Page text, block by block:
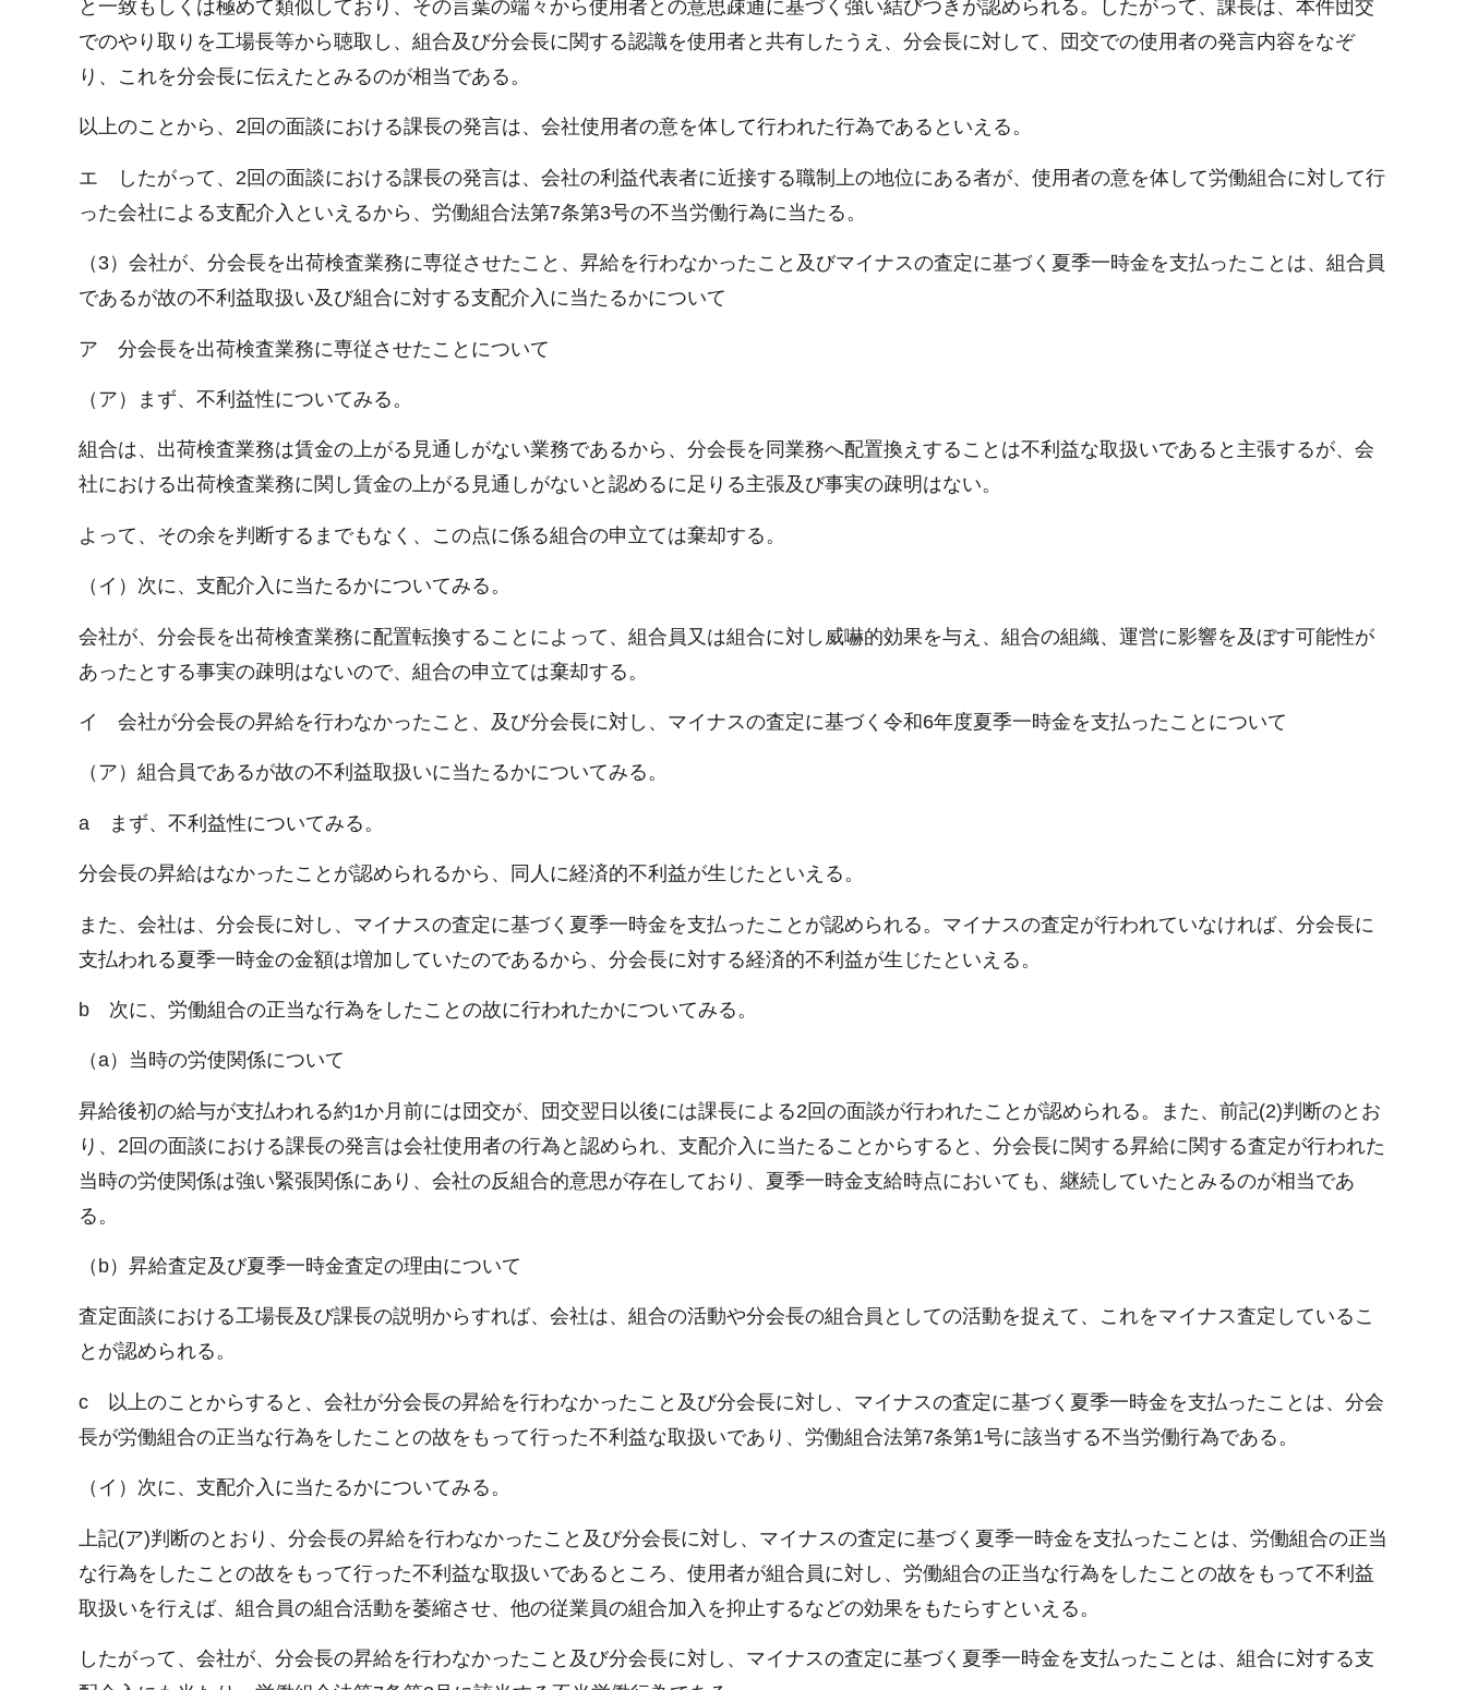
と一致もしくは極めて類似しており、その言葉の端々から使用者との意思疎通に基づく強い結びつきが認められる。したがって、課長は、本件団交
でのやり取りを工場長等から聴取し、組合及び分会長に関する認識を使用者と共有したうえ、分会長に対して、団交での使用者の発言内容をなぞ
り、これを分会長に伝えたとみるのが相当である。
以上のことから、2回の面談における課長の発言は、会社使用者の意を体して行われた行為であるといえる。
エ したがって、2回の面談における課長の発言は、会社の利益代表者に近接する職制上の地位にある者が、使用者の意を体して労働組合に対して行
った会社による支配介入といえるから、労働組合法第7条第3号の不当労働行為に当たる。
（3）会社が、分会長を出荷検査業務に専従させたこと、昇給を行わなかったこと及びマイナスの査定に基づく夏季一時金を支払ったことは、組合員
であるが故の不利益取扱い及び組合に対する支配介入に当たるかについて
ア 分会長を出荷検査業務に専従させたことについて
（ア）まず、不利益性についてみる。
組合は、出荷検査業務は賃金の上がる見通しがない業務であるから、分会長を同業務へ配置換えすることは不利益な取扱いであると主張するが、会
社における出荷検査業務に関し賃金の上がる見通しがないと認めるに足りる主張及び事実の疎明はない。
よって、その余を判断するまでもなく、この点に係る組合の申立ては棄却する。
（イ）次に、支配介入に当たるかについてみる。
会社が、分会長を出荷検査業務に配置転換することによって、組合員又は組合に対し威嚇的効果を与え、組合の組織、運営に影響を及ぼす可能性が
あったとする事実の疎明はないので、組合の申立ては棄却する。
イ 会社が分会長の昇給を行わなかったこと、及び分会長に対し、マイナスの査定に基づく令和6年度夏季一時金を支払ったことについて
（ア）組合員であるが故の不利益取扱いに当たるかについてみる。
a まず、不利益性についてみる。
分会長の昇給はなかったことが認められるから、同人に経済的不利益が生じたといえる。
また、会社は、分会長に対し、マイナスの査定に基づく夏季一時金を支払ったことが認められる。マイナスの査定が行われていなければ、分会長に
支払われる夏季一時金の金額は増加していたのであるから、分会長に対する経済的不利益が生じたといえる。
b 次に、労働組合の正当な行為をしたことの故に行われたかについてみる。
（a）当時の労使関係について
昇給後初の給与が支払われる約1か月前には団交が、団交翌日以後には課長による2回の面談が行われたことが認められる。また、前記(2)判断のとお
り、2回の面談における課長の発言は会社使用者の行為と認められ、支配介入に当たることからすると、分会長に関する昇給に関する査定が行われた
当時の労使関係は強い緊張関係にあり、会社の反組合的意思が存在しており、夏季一時金支給時点においても、継続していたとみるのが相当であ
る。
（b）昇給査定及び夏季一時金査定の理由について
査定面談における工場長及び課長の説明からすれば、会社は、組合の活動や分会長の組合員としての活動を捉えて、これをマイナス査定しているこ
とが認められる。
c 以上のことからすると、会社が分会長の昇給を行わなかったこと及び分会長に対し、マイナスの査定に基づく夏季一時金を支払ったことは、分会
長が労働組合の正当な行為をしたことの故をもって行った不利益な取扱いであり、労働組合法第7条第1号に該当する不当労働行為である。
（イ）次に、支配介入に当たるかについてみる。
上記(ア)判断のとおり、分会長の昇給を行わなかったこと及び分会長に対し、マイナスの査定に基づく夏季一時金を支払ったことは、労働組合の正当
な行為をしたことの故をもって行った不利益な取扱いであるところ、使用者が組合員に対し、労働組合の正当な行為をしたことの故をもって不利益
取扱いを行えば、組合員の組合活動を萎縮させ、他の従業員の組合加入を抑止するなどの効果をもたらすといえる。
したがって、会社が、分会長の昇給を行わなかったこと及び分会長に対し、マイナスの査定に基づく夏季一時金を支払ったことは、組合に対する支